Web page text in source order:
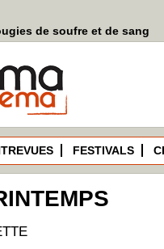
de soufre et de sang
FESTIVALS